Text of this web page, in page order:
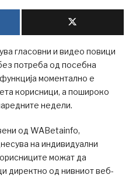
гласовни и видео повици
потреба од посебна
моментално е
корисници, а пошироко
недели.
од WABetainfo,
на индивидуални
можат да
директно од нивниот веб-